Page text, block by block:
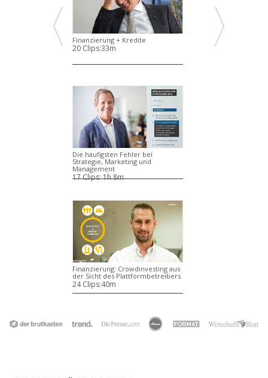
Finanzierung + Kredite
20 Clips:33m
Die häufigsten Fehler bei
Strategie, Marketing und
Management
17 Clips:1h 8m
Finanzierung: Crowdinvesting aus
der Sicht des Plattformbetreibers
24 Clips:40m